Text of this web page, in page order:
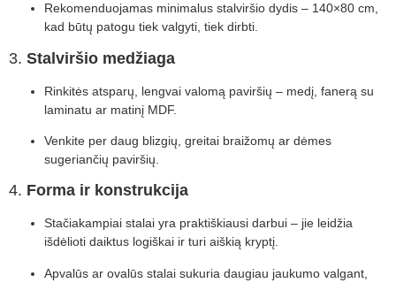
Rekomenduojamas minimalus stalviršio dydis – 140×80 cm,
kad būtų patogu tiek valgyti, tiek dirbti.
3. Stalviršio medžiaga
Rinkitės atsparų, lengvai valomą paviršių – medį, fanerą su
laminatu ar matinį MDF.
Venkite per daug blizgių, greitai braižomų ar dėmes
sugeriančių paviršių.
4. Forma ir konstrukcija
Stačiakampiai stalai yra praktiškiausi darbui – jie leidžia
išdėlioti daiktus logiškai ir turi aiškią kryptį.
Apvalūs ar ovalūs stalai sukuria daugiau jaukumo valgant,